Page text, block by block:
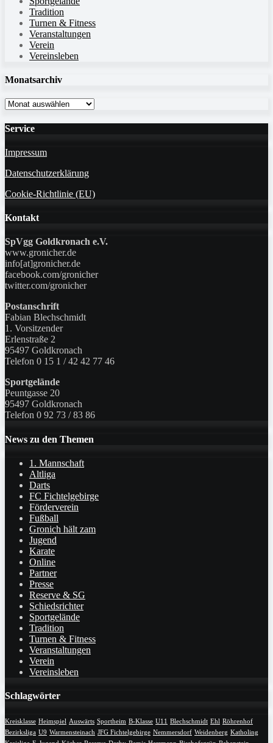
Tradition
Turnen & Fitness
Veranstaltungen
Verein
Vereinsleben
Monatsarchiv
Monatsarchiv
Service
Impressum
Datenschutzerklärung
Cookie-Richtlinie (EU)
Kontakt
SpVgg Goldkronach e.V.
www.gronicher.de
info[at]gronicher.de
facebook.com/gronicher
twitter.com/gronicher
Postanschrift
Fabian Blechschmidt
1. Vorsitzender
Erlenstraße 2
95497 Goldkronach
Telefon 0 15 1 / 42 42 77 46
Sportgelände
Peuntgasse 20
95497 Goldkronach
Telefon 0 92 73 / 83 86
News zu den Themen
1. Mannschaft
Altliga
Darts
FC Fichtelgebirge
Förderverein
Fußball
Gronich hält zam
Jugend
Karate
Online
Partner
Presse
Reserve & SG
Schiedsrichter
Sportgelände
Tradition
Turnen & Fitness
Veranstaltungen
Verein
Vereinsleben
Schlagwörter
Kreisklasse Heimspiel Auswärts Sportheim B-Klasse U11 Blechschmidt Ehl Röhrenhof
Bezirksliga U9 Warmensteinach JFG Fichtelgebirge Nemmersdorf Weidenberg Katholing